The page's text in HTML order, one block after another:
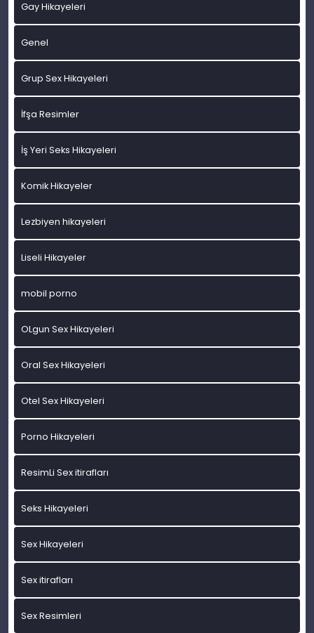
Gay Hikayeleri
Genel
Grup Sex Hikayeleri
İfşa Resimler
İş Yeri Seks Hikayeleri
Komik Hikayeler
Lezbiyen hikayeleri
Liseli Hikayeler
mobil porno
OLgun Sex Hikayeleri
Oral Sex Hikayeleri
Otel Sex Hikayeleri
Porno Hikayeleri
ResimLi Sex itirafları
Seks Hikayeleri
Sex Hikayeleri
Sex itirafları
Sex Resimleri